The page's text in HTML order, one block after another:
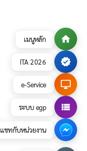
เมนูหลัก home
ITA 2026 verified
e-Service desktop_windows
ระบบ egp view_list
แชทกับหน่วยงาน